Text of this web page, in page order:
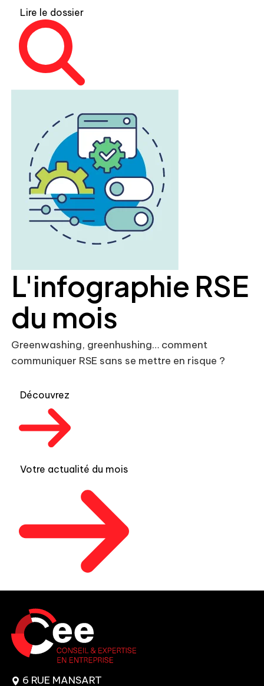
Lire le dossier
L'infographie RSE
du mois
Greenwashing, greenhushing… comment
communiquer RSE sans se mettre en risque ?
Découvrez
Votre actualité du mois
6 RUE MANSART